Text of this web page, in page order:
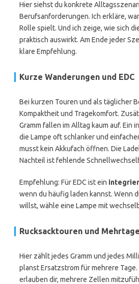
Hier siehst du konkrete
Berufsanforderungen. Ich erkläre,
Rolle spielt. Und ich zeige, wie sich
praktisch auswirkt. Am Ende jeder
klare Empfehlung.
Kurze Wanderungen und EDC
Bei kurzen Touren und als täglicher
Kompaktheit und Tragekomfort.
Gramm fallen im Alltag kaum auf. Ein
die Lampe oft schlanker und
musst kein Akkufach öffnen. Die
Nachteil ist fehlende
Empfehlung: Für EDC ist ein
wenn du häufig laden kannst. Wenn
willst, wähle eine Lampe mit
Rucksacktouren und
Hier zählt jedes Gramm und jedes
planst Ersatzstrom für mehrere
erlauben dir, mehrere Zellen